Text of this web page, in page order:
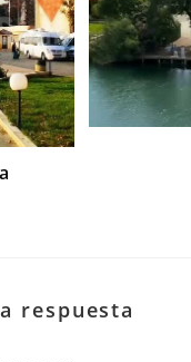
respuesta